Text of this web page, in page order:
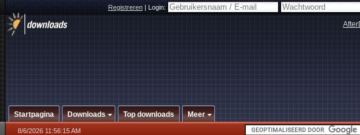
Registreren|Login:
Startpagina Downloads Top downloads Meer
8/6/2026 11:56:15 AM